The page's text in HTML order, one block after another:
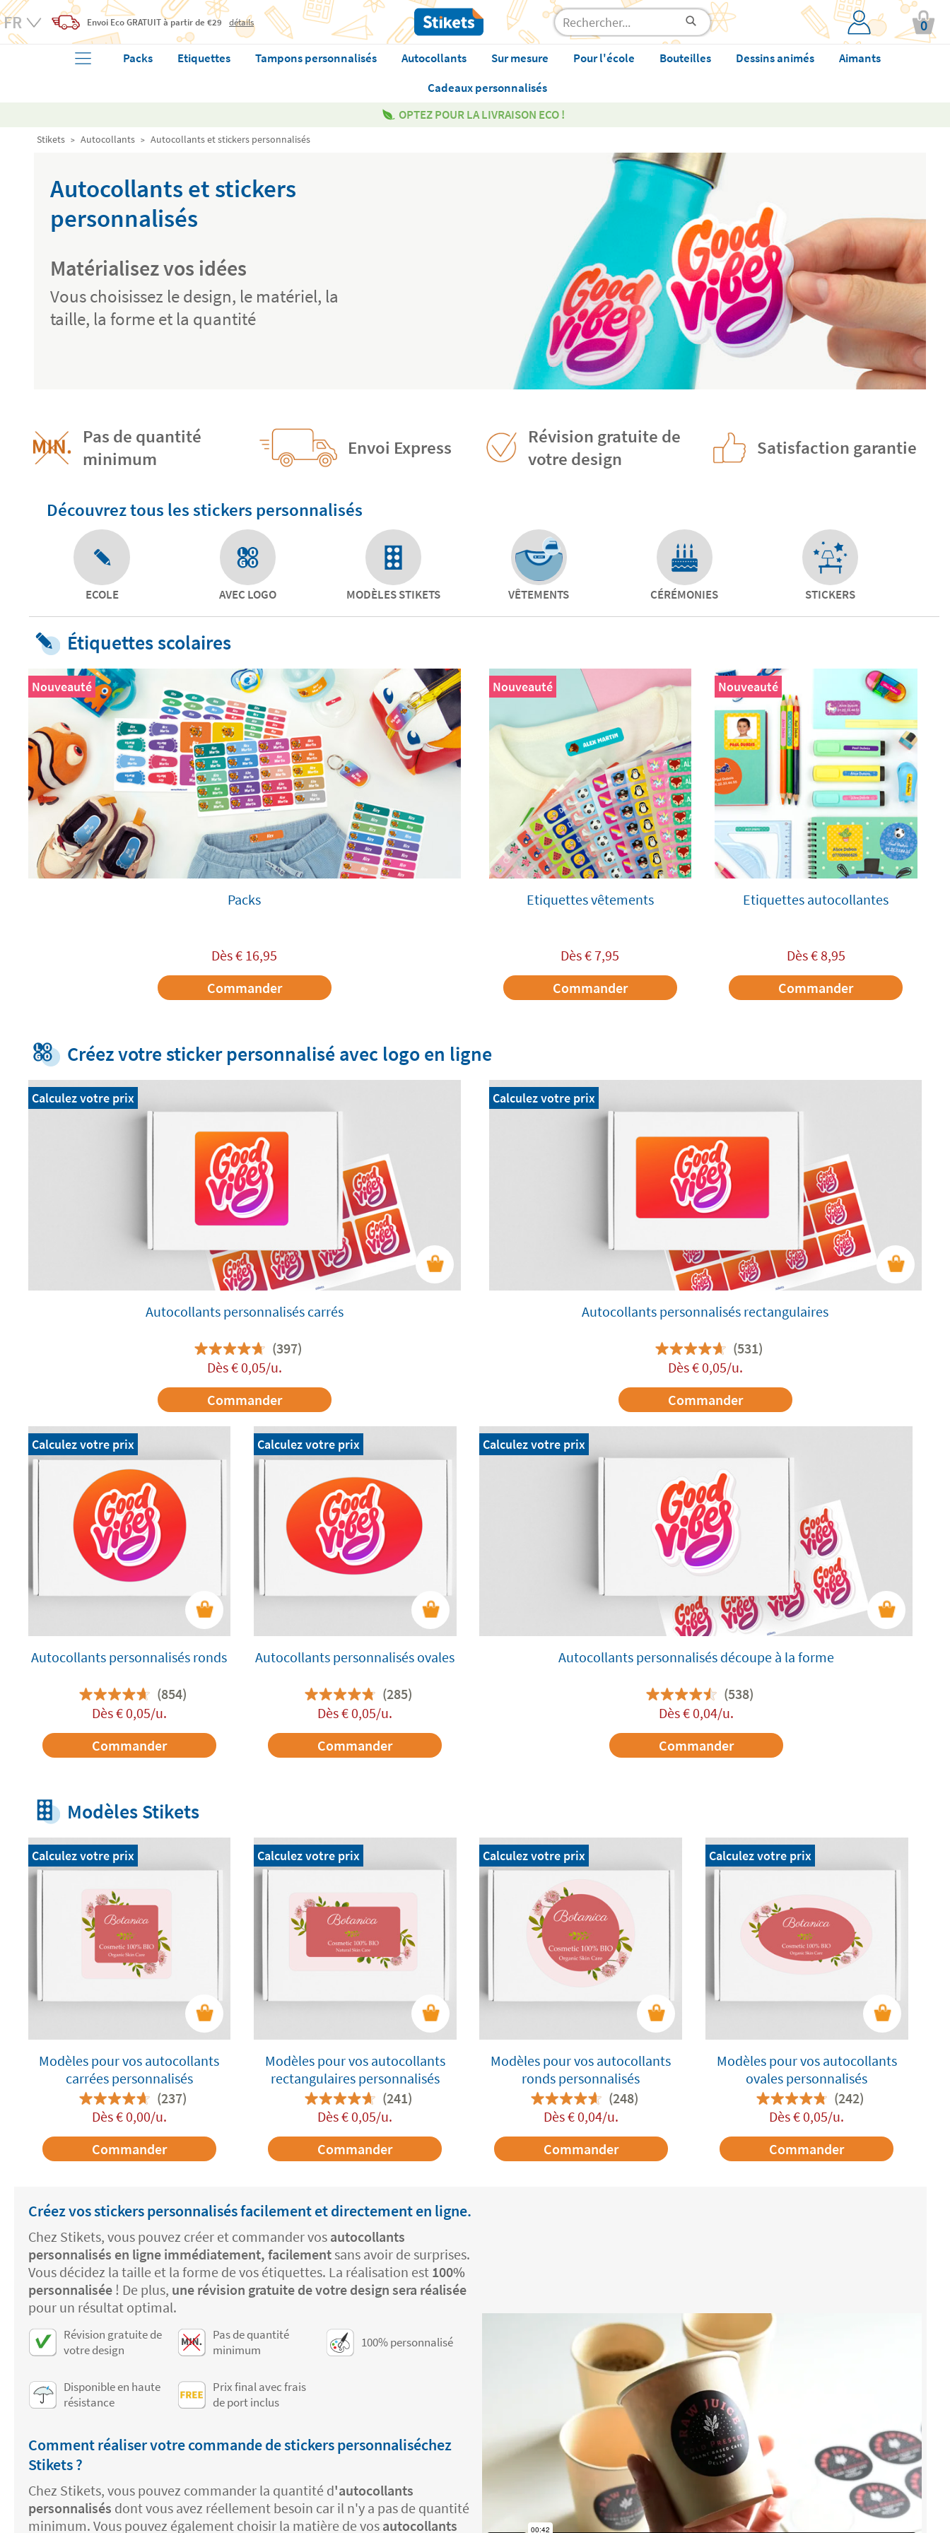
Envoi EcoGRATUITà partir de €29 détails 0
Packs Etiquettes Tampons personnalisés Autocollants Sur mesure Pour l'école Bouteilles Dessins animés
Aimants
Cadeaux personnalisés
OPTEZ POUR LA LIVRAISON ECO !
Stikets Autocollants Autocollants et stickers personnalisés
Autocollants et stickers
personnalisés
Matérialisez vos idées
Vous choisissez le design, le matériel, la
taille, la forme et la quantité
Pas de quantité
minimum
Envoi Express
Révision gratuite de
votre design
Satisfaction garantie
Découvrez tous les stickers personnalisés
ECOLE AVEC LOGO MODÈLES STIKETS VÊTEMENTS CÉRÉMONIES STICKERS
Étiquettes scolaires
Nouveauté
Packs
Dès€ 16,95
Commander
Nouveauté
Etiquettes vêtements
Dès€7,95
Commander
Nouveauté
Etiquettes autocollantes
Dès€8,95
Commander
Créez votre sticker personnalisé avec logo en ligne
Calculez votre prix
Autocollants personnalisés carrés
(397)
Dès€0,05/u.
Commander
Calculez votre prix
Autocollants personnalisés rectangulaires
(531)
Dès€0,05/u.
Commander
Calculez votre prix
Autocollants personnalisés ronds
(854)
Dès€0,05/u.
Commander
Calculez votre prix
Autocollants personnalisés ovales
(285)
Dès€0,05/u.
Commander
Calculez votre prix
Autocollants personnalisés découpe à la forme
(538)
Dès€0,04/u.
Commander
Modèles Stikets
Calculez votre prix
Modèles pour vos autocollants
carrées personnalisés
(237)
Dès€0,00/u.
Commander
Calculez votre prix
Modèles pour vos autocollants
rectangulaires personnalisés
(241)
Dès€0,05/u.
Commander
Calculez votre prix
Modèles pour vos autocollants
ronds personnalisés
(248)
Dès€0,04/u.
Commander
Calculez votre prix
Modèles pour vos autocollants
ovales personnalisés
(242)
Dès€0,05/u.
Commander
Créez vos stickers personnalisés facilement et directement en ligne.
Chez Stikets, vous pouvez créer et commander vos autocollants
personnalisés en ligne immédiatement, facilement sans avoir de surprises.
Vous décidez la taille et la forme de vos étiquettes. La réalisation est 100%
personnalisée ! De plus, une révision gratuite de votre design sera réalisée
pour un résultat optimal.
Révision gratuite de
votre design
Pas de quantité
minimum
100% personnalisé
Disponible en haute
résistance
Prix final avec frais
de port inclus
Comment réaliser votre commande de stickers personnaliséchez
Stikets ?
Chez Stikets, vous pouvez commander la quantité d'autocollants
personnalisés dont vous avez réellement besoin car il n'y a pas de quantité
minimum. Vous pouvez également choisir la matière de vos autocollants